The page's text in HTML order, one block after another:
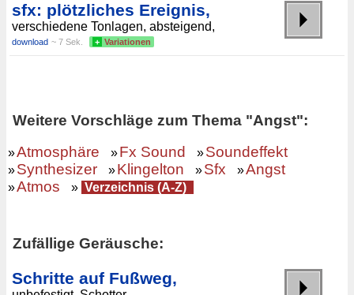
sfx: plötzliches Ereignis,
verschiedene Tonlagen, absteigend,
download ~ 7 Sek. + Variationen
Weitere Vorschläge zum Thema "Angst":
»Atmosphäre »Fx Sound »Soundeffekt
»Synthesizer »Klingelton »Sfx »Angst
»Atmos » Verzeichnis (A-Z)
Zufällige Geräusche:
Schritte auf Fußweg,